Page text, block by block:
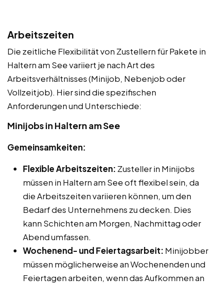
Arbeitszeiten
Die zeitliche Flexibilität von Zustellern für Pakete in
Haltern am See variiert je nach Art des
Arbeitsverhältnisses (Minijob, Nebenjob oder
Vollzeitjob). Hier sind die spezifischen
Anforderungen und Unterschiede:
Minijobs in Haltern am See
Gemeinsamkeiten:
Flexible Arbeitszeiten: Zusteller in Minijobs
müssen in Haltern am See oft flexibel sein, da
die Arbeitszeiten variieren können, um den
Bedarf des Unternehmens zu decken. Dies
kann Schichten am Morgen, Nachmittag oder
Abend umfassen.
Wochenend- und Feiertagsarbeit: Minijobber
müssen möglicherweise an Wochenenden und
Feiertagen arbeiten, wenn das Aufkommen an